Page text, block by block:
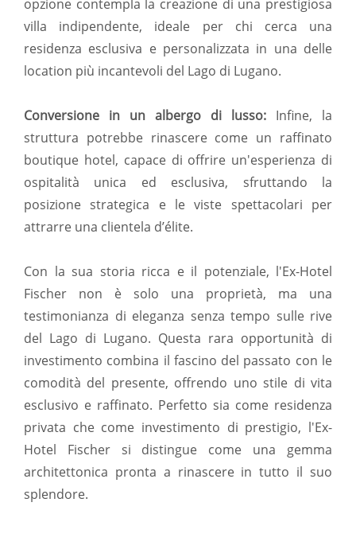
opzione contempla la creazione di una prestigiosa
villa indipendente, ideale per chi cerca una
residenza esclusiva e personalizzata in una delle
location più incantevoli del Lago di Lugano.
Conversione in un albergo di lusso: Infine, la
struttura potrebbe rinascere come un raffinato
boutique hotel, capace di offrire un'esperienza di
ospitalità unica ed esclusiva, sfruttando la
posizione strategica e le viste spettacolari per
attrarre una clientela d’élite.
Con la sua storia ricca e il potenziale, l'Ex-Hotel
Fischer non è solo una proprietà, ma una
testimonianza di eleganza senza tempo sulle rive
del Lago di Lugano. Questa rara opportunità di
investimento combina il fascino del passato con le
comodità del presente, offrendo uno stile di vita
esclusivo e raffinato. Perfetto sia come residenza
privata che come investimento di prestigio, l'Ex-
Hotel Fischer si distingue come una gemma
architettonica pronta a rinascere in tutto il suo
splendore.